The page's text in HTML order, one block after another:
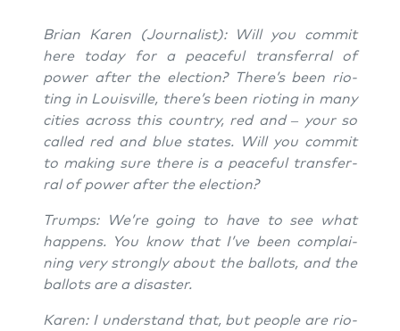
Bri­an Karen (Jour­na­list): Will you com­mit
here today for a peaceful trans­fer­ral of
power after the elec­tion? There’s been rio­
ting in Louis­ville, there’s been rio­ting in many
cities across this coun­try, red and – your so
cal­led red and blue sta­tes. Will you com­mit
to making sure the­re is a peaceful trans­fer­
ral of power after the election?
Trumps: We’re going to have to see what
hap­pens. You know that I’ve been com­plai­
ning very stron­gly about the bal­lots, and the
bal­lots are a disaster.
Karen: I under­stand that, but peo­p­le are rio­